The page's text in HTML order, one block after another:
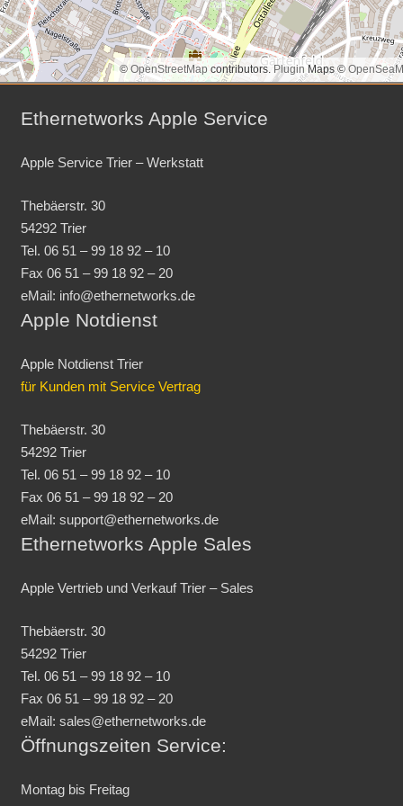
© OpenStreetMapcontributors.Plugin Maps ©
Ethernetworks Apple Service
Apple Service Trier – Werkstatt
Thebäerstr. 30
54292 Trier
Tel. 06 51 – 99 18 92 – 10
Fax 06 51 – 99 18 92 – 20
eMail: info@ethernetworks.de
Apple Notdienst
Apple Notdienst Trier
für Kunden mit Service Vertrag
Thebäerstr. 30
54292 Trier
Tel. 06 51 – 99 18 92 – 10
Fax 06 51 – 99 18 92 – 20
eMail: support@ethernetworks.de
Ethernetworks Apple Sales
Apple Vertrieb und Verkauf Trier – Sales
Thebäerstr. 30
54292 Trier
Tel. 06 51 – 99 18 92 – 10
Fax 06 51 – 99 18 92 – 20
eMail: sales@ethernetworks.de
Öffnungszeiten Service:
Montag bis Freitag